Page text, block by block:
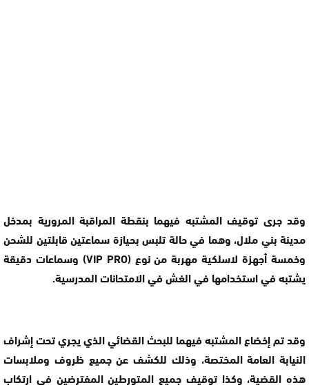
وقد جرى توقيف المشتبه فيهما بنقطة المراقبة المرورية بمدخل
مدينة بني ملال، وهما في حالة تلبس بحيازة سماعتين قابلتين للشحن
وخمسة أجهزة لاسلكية مهربة من نوع (VIP PRO) وسماعات دقيقة
يشتبه في استخدامها في الغش في الامتحانات المدرسية.
وقد تم إخضاع المشتبه فيهما للبحث القضائي الذي يجري تحت إشراف
النيابة العامة المختصة، وذلك للكشف عن جميع ظروف وملابسات
هذه القضية، وكذا توقيف جميع المتورطين المفترضين في ارتكاب